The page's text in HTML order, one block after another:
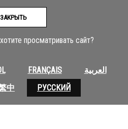
просматривать сайт?
FRANÇAIS
العربية
中 РУССКИЙ
ЗАКРЫТЬ